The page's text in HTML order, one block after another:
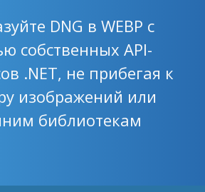
DNG в WEBP с
собственных API-
.NET, не прибегая к
изображений или
библиотекам